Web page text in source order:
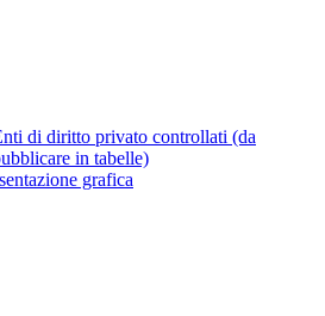
di diritto privato controllati (da
in tabelle)
grafica